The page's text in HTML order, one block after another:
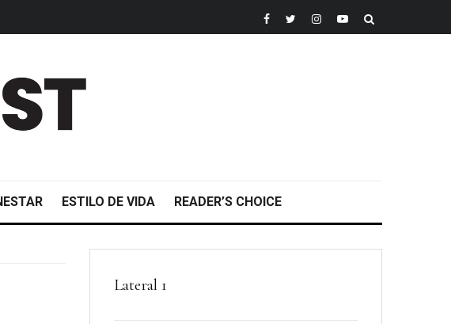
ESTILO DE VIDA READER’S CHOICE
Lateral 1